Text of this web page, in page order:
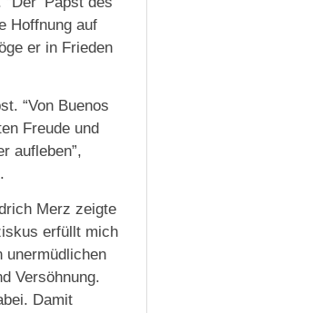
Hoffnung auf
er in Frieden
“Von Buenos
Freude und
aufleben”,
Merz zeigte
erfüllt mich
unermüdlichen
Versöhnung.
Damit